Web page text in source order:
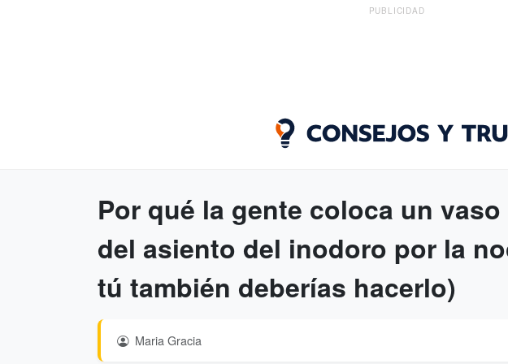
PUBLICIDAD
Por qué la gente coloca un
del asiento del inodoro por la
tú también deberías hacerlo)
Maria Gracia